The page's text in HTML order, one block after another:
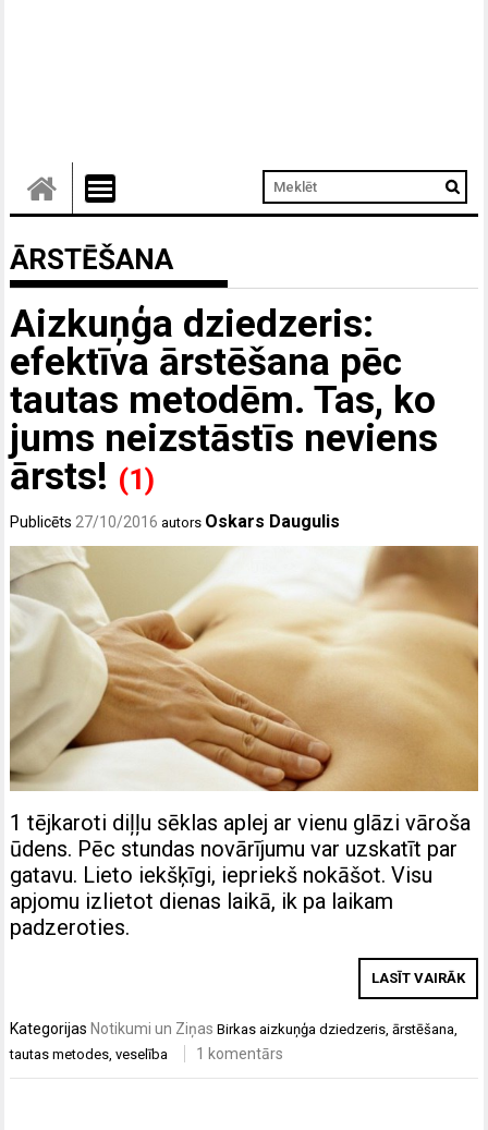
ĀRSTĒŠANA
Aizkuņģa dziedzeris:
efektīva ārstēšana pēc
tautas metodēm. Tas, ko
jums neizstāstīs neviens
ārsts! (1)
Publicēts 27/10/2016 autors Oskars Daugulis
1 tējkaroti diļļu sēklas aplej ar vienu glāzi vāroša
ūdens. Pēc stundas novārījumu var uzskatīt par
gatavu. Lieto iekšķīgi, iepriekš nokāšot. Visu
apjomu izlietot dienas laikā, ik pa laikam
padzeroties.
LASĪT VAIRĀK
Kategorijas Notikumi un Ziņas Birkasaizkuņģa dziedzeris,ārstēšana,
tautas metodes,veselība 1 komentārs